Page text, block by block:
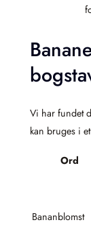
Vi har fundet
kan bruges i
Ord
Bananblomst